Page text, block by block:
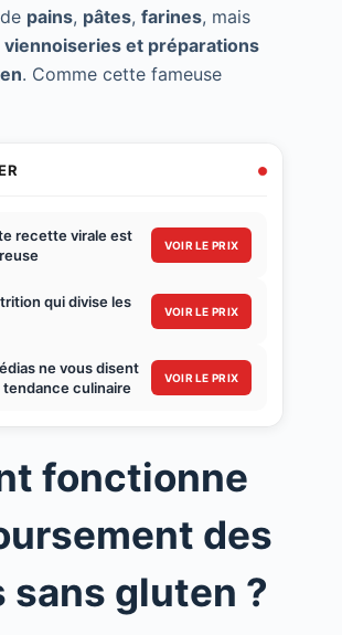
pains, pâtes, farines, mais
viennoiseries et préparations
. Comme cette fameuse
recette virale est
VOIR LE PRIX
qui divise les
VOIR LE PRIX
ne vous disent
culinaire
VOIR LE PRIX
fonctionne
des
sans gluten ?